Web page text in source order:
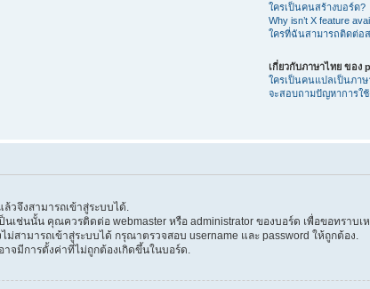
ใครเป็นคนสร้างบอร์ด?
Why isn’t X feature
ใครที่ฉันสามารถติดต่อ
เกี่ยวกับภาษาไทย ของ
ใครเป็นคนแปลเป็นภาษ
จะสอบถามปัญหาการใ
จึงสามารถเข้าสู่ระบบได้.
ช่นนั้น คุณควรติดต่อ webmaster หรือ administrator ของบอร์ด เพื่อขอทราบเ
ามารถเข้าสู่ระบบได้ กรุณาตรวจสอบ username และ password ให้ถูกต้อง.
จมีการตั้งค่าที่ไม่ถูกต้องเกิดขึ้นในบอร์ด.